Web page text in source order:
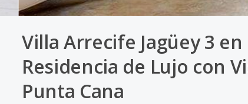
Villa Arrecife Jagüey 3
Residencia de Lujo con
Punta Cana